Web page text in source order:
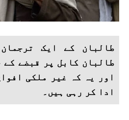
طالبان کے ایک
طالبان کابل پر قبضے کے
اور یہ کہ غیر ملکی
ادا کر رہی ہیں۔